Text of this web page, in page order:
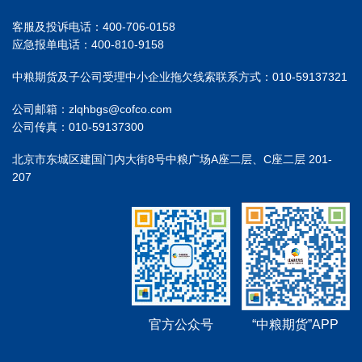
客服及投诉电话：400-706-0158
应急报单电话：400-810-9158
中粮期货及子公司受理中小企业拖欠线索联系方式：010-59137321
公司邮箱：zlqhbgs@cofco.com
公司传真：010-59137300
北京市东城区建国门内大街8号中粮广场A座二层、C座二层 201-
207
官方公众号 “中粮期货”APP